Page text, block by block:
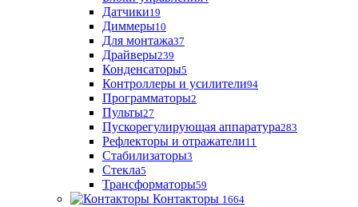
Датчики19
Диммеры10
Для монтажа37
Драйверы239
Конденсаторы5
Контроллеры и усилители94
Программаторы2
Пульты27
Пускорегулирующая аппаратура283
Рефлекторы и отражатели11
Стабилизаторы3
Стекла5
Трансформаторы59
Контакторы 1664